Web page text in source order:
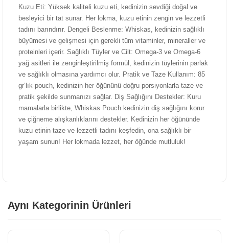
Kuzu Eti: Yüksek kaliteli kuzu eti, kedinizin sevdiği doğal ve
besleyici bir tat sunar. Her lokma, kuzu etinin zengin ve lezzetli
tadını barındırır. Dengeli Beslenme: Whiskas, kedinizin sağlıklı
büyümesi ve gelişmesi için gerekli tüm vitaminler, mineraller ve
proteinleri içerir. Sağlıklı Tüyler ve Cilt: Omega-3 ve Omega-6
yağ asitleri ile zenginleştirilmiş formül, kedinizin tüylerinin parlak
ve sağlıklı olmasına yardımcı olur. Pratik ve Taze Kullanım: 85
gr’lık pouch, kedinizin her öğününü doğru porsiyonlarla taze ve
pratik şekilde sunmanızı sağlar. Diş Sağlığını Destekler: Kuru
mamalarla birlikte, Whiskas Pouch kedinizin diş sağlığını korur
ve çiğneme alışkanlıklarını destekler. Kedinizin her öğününde
kuzu etinin taze ve lezzetli tadını keşfedin, ona sağlıklı bir
yaşam sunun! Her lokmada lezzet, her öğünde mutluluk!
Aynı Kategorinin Ürünleri